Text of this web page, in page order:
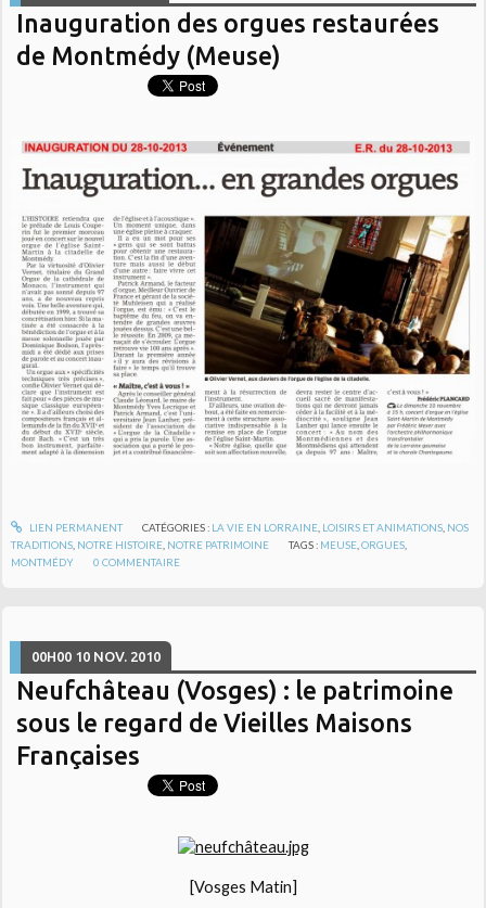
Inauguration des orgues restaurées
de Montmédy (Meuse)
LIEN PERMANENT CATÉGORIES : LA VIE EN LORRAINE, LOISIRS ET ANIMATIONS, NOS
TRADITIONS NOTRE HISTOIRE NOTRE PATRIMOINE TAGS : MEUSE ,ORGUES
MONTMÉDY
0 COMMENTAIRE
00H00 10 NOV. 2010
Neufchâteau (Vosges) : le patrimoine
sous le regard de Vieilles Maisons
Françaises
[Vosges Matin]